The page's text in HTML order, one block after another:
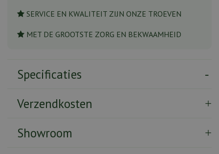
SERVICE EN KWALITEIT ZIJN ONZE TROEVEN
MET DE GROOTSTE ZORG EN BEKWAAMHEID
Specificaties
Verzendkosten
Showroom